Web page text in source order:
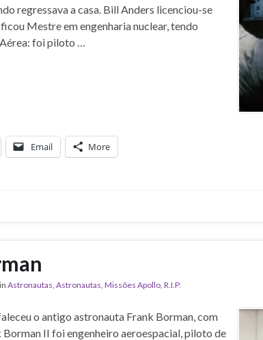
regressava a casa. Bill Anders licenciou-se
Mestre em engenharia nuclear, tendo
foi piloto …
Email More
in Astronautas, Astronautas, Missões Apollo, R.I.P.
o antigo astronauta Frank Borman, com
Borman II foi engenheiro aeroespacial, piloto de